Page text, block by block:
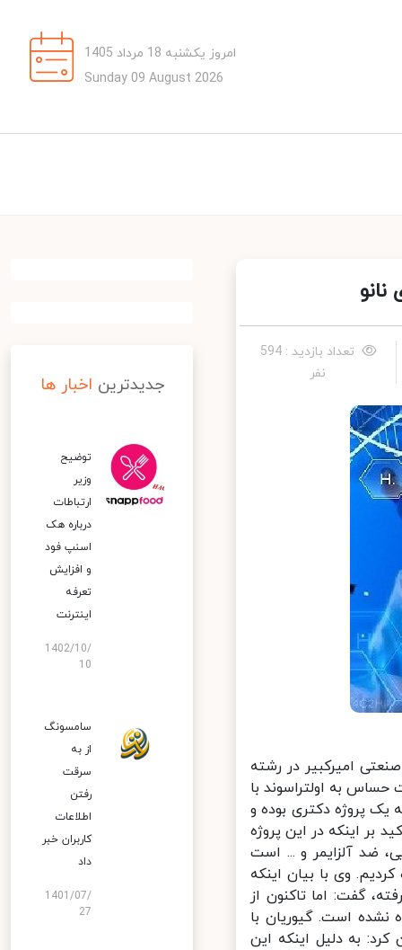
امروز یکشنبه 18 مرداد 1405
Sunday 09 August 2026
تعداد بازدید : 594
نفر
امیرکبیر در رشته
به اولتراسوند با
پروژه دکتری بوده و
اینکه در این پروژه
ضد آلزایمر و ... است
وی با بیان اینکه
گفت: اما تاکنون از
است. گیوریان با
به دلیل اینکه این
جدیدترین اخبار ها
توضیح
وزیر
ارتباطات
درباره هک
اسنپ‌ فود
و افزایش
تعرفه
اینترنت
1402/10/
10
سامسونگ
از به
سرقت
رفتن
اطلاعات
کاربران خبر
داد
1401/07/
27